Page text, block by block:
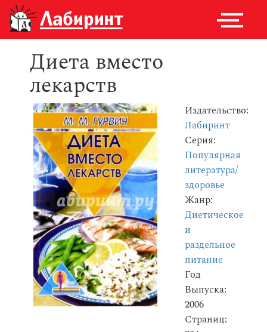
Диета вместо
лекарств
Издательство:
Лабиринт
Серия:
Популярная
литература/
здоровье
Жанр:
Диетическое
и
раздельное
питание
Год
Выпуска:
2006
Страниц: